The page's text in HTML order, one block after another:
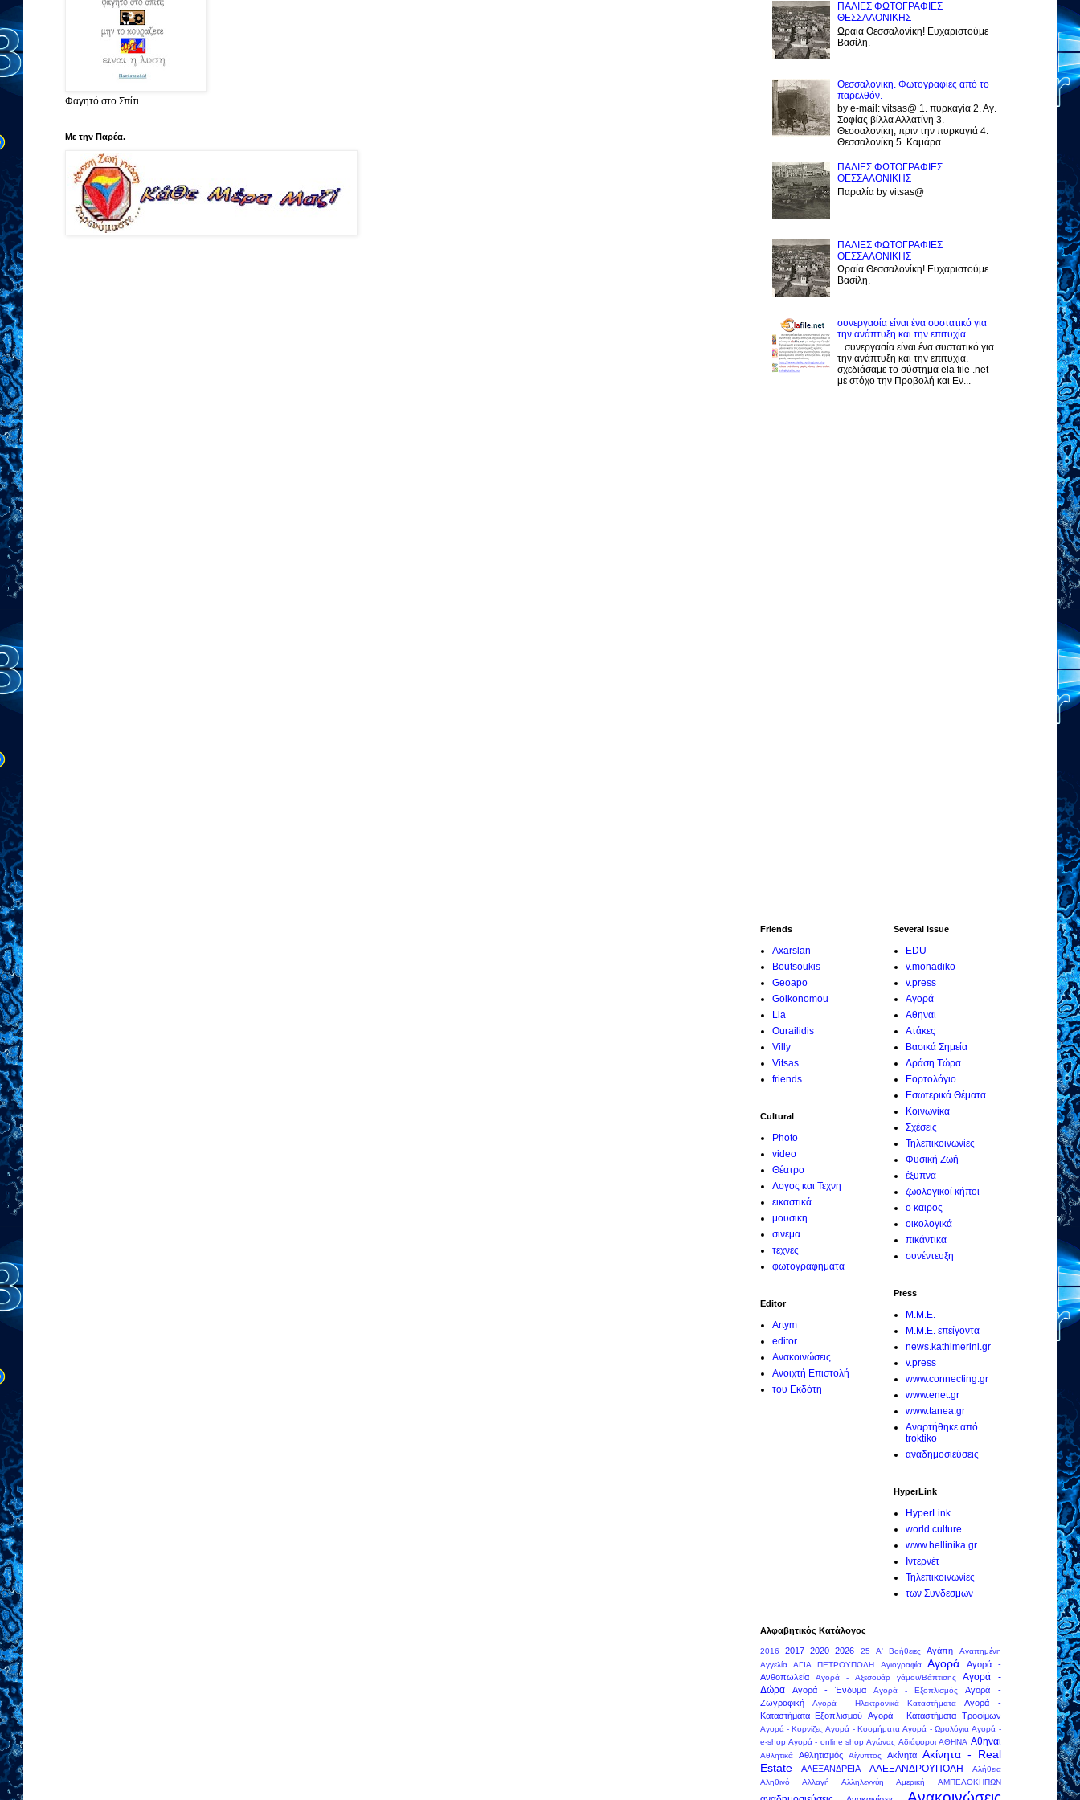
Φαγητό στο Σπίτι
Με την Παρέα.
ΠΑΛΙΕΣ ΦΩΤΟΓΡΑΦΙΕΣ
ΘΕΣΣΑΛΟΝΙΚΗΣ
Ωραία Θεσσαλονίκη! Ευχαριστούμε
Βασίλη.
Θεσσαλονίκη. Φωτογραφίες από το
παρελθόν.
by e-mail: vitsas@ 1. πυρκαγία 2. Αγ.
Σοφίας βίλλα Αλλατίνη 3.
Θεσσαλονίκη, πριν την πυρκαγιά 4.
Θεσσαλονίκη 5. Καμάρα
ΠΑΛΙΕΣ ΦΩΤΟΓΡΑΦΙΕΣ
ΘΕΣΣΑΛΟΝΙΚΗΣ
Παραλία by vitsas@
ΠΑΛΙΕΣ ΦΩΤΟΓΡΑΦΙΕΣ
ΘΕΣΣΑΛΟΝΙΚΗΣ
Ωραία Θεσσαλονίκη! Ευχαριστούμε
Βασίλη.
συνεργασία είναι ένα συστατικό για
την ανάπτυξη και την επιτυχία.
συνεργασία είναι ένα συστατικό για
την ανάπτυξη και την επιτυχία.
σχεδιάσαμε το σύστημα ela file .net
με στόχο την Προβολή και Εν...
Friends
Axarslan
Boutsoukis
Geoapo
Goikonomou
Lia
Ourailidis
Villy
Vitsas
friends
Cultural
Photo
video
Θέατρο
Λογος και Τεχνη
εικαστικά
μουσικη
σινεμα
τεχνες
φωτογραφηματα
Editor
Artym
editor
Ανακοινώσεις
Ανοιχτή Επιστολή
του Εκδότη
Several issue
EDU
v.monadiko
v.press
Αγορά
Αθηναι
Ατάκες
Βασικά Σημεία
Δράση Τώρα
Εορτολόγιο
Εσωτερικά Θέματα
Κοινωνίκα
Σχέσεις
Τηλεπικοινωνίες
Φυσική Ζωή
έξυπνα
ζωολογικοί κήποι
ο καιρος
οικολογικά
πικάντικα
συνέντευξη
Press
M.M.E.
M.M.E. επείγοντα
news.kathimerini.gr
v.press
www.connecting.gr
www.enet.gr
www.tanea.gr
Αναρτήθηκε από
troktiko
αναδημοσιεύσεις
HyperLink
HyperLink
world culture
www.hellinika.gr
Ιντερνέτ
Τηλεπικοινωνίες
των Συνδεσμων
Αλφαβητικός Κατάλογος
2016 2017 2020 2026 25 Α' Βοήθειες Αγάπη
Αγαπημένη
Αγγελία
ΑΓΙΑ ΠΕΤΡΟΥΠΟΛΗ Αγιογραφία Αγορά
Αγορά -
Ανθοπωλεία
Αγορά - Αξεσουάρ γάμου/Βάπτισης
Αγορά -
Δώρα
Αγορά - Ένδυμα Αγορά - Εξοπλισμός
Αγορά -
Ζωγραφική
Αγορά - Ηλεκτρονικά Καταστήματα
Αγορά -
Καταστήματα Εξοπλισμού Αγορά - Καταστήματα Τροφίμων
Αγορά - Κορνίζες Αγορά - Κοσμήματα Αγορά - Ωρολόγια Αγορά -
e-shop Αγορά - online shop Αγώνας Αδιάφοροι ΑΘΗΝΑ Αθηναι
Αθλητικά Αθλητισμός Αίγυπτος Ακίνητα
Ακίνητα - Real
Estate
ΑΛΕΞΑΝΔΡΕΙΑ ΑΛΕΞΑΝΔΡΟΥΠΟΛΗ
Αλήθεια
Αληθινό
Αλλαγή Αλληλεγγύη Αμερική ΑΜΠΕΛΟΚΗΠΩΝ